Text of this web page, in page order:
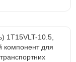
1T15VLT-10.5,
компонент для